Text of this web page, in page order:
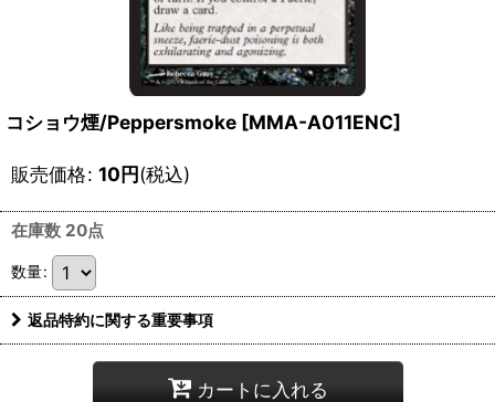
コショウ煙/Peppersmoke [MMA-A011ENC]
販売価格: 10円(税込)
在庫数 20点
数量:
返品特約に関する重要事項
カートに入れる